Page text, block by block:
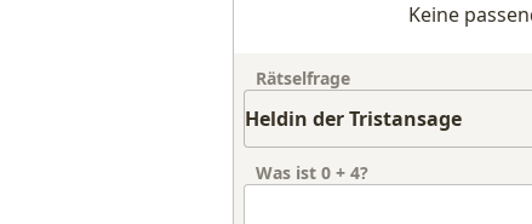
Keine
Rätselfrage
Was ist 0 + 4?